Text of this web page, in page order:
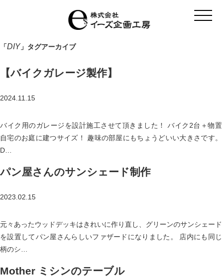
t
o
n
「DIY 」タグアーカイブ
【バイクガレージ製作】
2024.11.15
バイク用のガレージを設計施工させて頂きました！ バイク2台＋物置
自宅のお庭に建つサイズ！ 趣味の部屋にもちょうどいい大きさです。
D…
パン屋さんのサンシェード制作
2023.02.15
元々あったウッドデッキはきれいに作り直し、グリーンのサンシェード
を設置してパン屋さんらしいファザードになりました。 店内にも同じ
柄のシ…
Mother ミシンのテーブル